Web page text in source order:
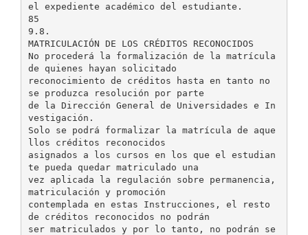
el expediente académico del estudiante.
85
9.8.
MATRICULACIÓN DE LOS CRÉDITOS RECONOCIDOS
No procederá la formalización de la matrícula
de quienes hayan solicitado
reconocimiento de créditos hasta en tanto no
se produzca resolución por parte
de la Dirección General de Universidades e In
vestigación.
Solo se podrá formalizar la matrícula de aque
llos créditos reconocidos
asignados a los cursos en los que el estudian
te pueda quedar matriculado una
vez aplicada la regulación sobre permanencia,
matriculación y promoción
contemplada en estas Instrucciones, el resto
de créditos reconocidos no podrán
ser matriculados y por lo tanto, no podrán se